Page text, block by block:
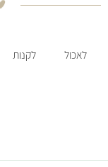
לאכול לקנות